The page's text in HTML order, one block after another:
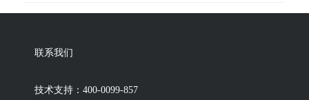
联系我们
技术支持：400-0099-857